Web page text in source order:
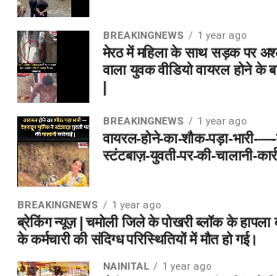
BREAKINGNEWS 1 year ago
मेरठ में महिला के साथ सड़क पर
वाला युवक वीडियो वायरल होने के
BREAKINGNEWS 1 year ago
वायरल-होने-का-शौक-पड़ा-भारी-
स्टंटबाज़-युवती-पर-की-चालानी-
BREAKINGNEWS 1 year ago
ब्रेकिंग न्यूज़ | चमोली जिले के पोखरी ब्लॉक के हापला
के कर्मचारी की संदिग्ध परिस्थितियों में मौत हो गई।
NAINITAL 1 year ago